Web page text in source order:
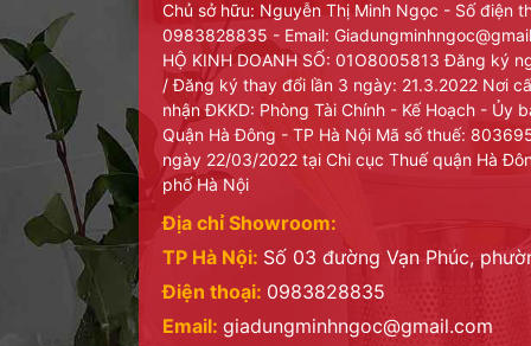
Sản phẩm được bảo hành chính hãng, theo qui
Sản phẩm được kiểm tra cẩn thận trước khi
SHOP GIA DỤNG TIỆN ÍCH MINH NGỌC xin
Tên sản phẩm: Máy xay sinh tố cầm tay Bear
Model:
Nhà sản xuất:Bear Electric Appliance Co.,LTD
Địa chỉ: 5-2-1 FU'AN INDUSTRIAL PARK,
CHINA
Chủ sở hữu: Nguyễn Thị Minh Ngọc - Số điện
0983828835 - Email:
HỘ KINH DOANH SỐ: 01O8005813 Đăng ký
/ Đăng ký thay đổi lần 3 ngày: 21.3.2022 Nơi
nhận ĐKKD: Phòng Tài Chính - Kế Hoạch - Ủy
Quận Hà Đông - TP Hà Nội Mã số thuế:
ngày 22/03/2022 tại Chi cục Thuế quận Hà
phố Hà Nội
Địa chỉ Showroom:
TP Hà Nội: Số 03 đường Vạn Phúc,
Điện thoại: 0983828835
Email: giadungminhngoc@gmail.com